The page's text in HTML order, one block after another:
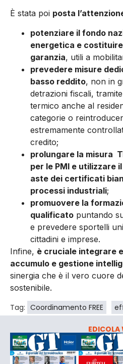
È stata poi posta
potenziare il fondo
energetica e
garanzia, utili a
prevedere misure
basso reddito, non in
detrazioni fiscali,
termico anche al
categorie o
estremamente
credito;
prolungare la misura
per le PMI e utilizzare
aste dei certificati
processi industriali;
promuovere la
qualificato puntando
e prevedere sportelli
cittadini e imprese.
Infine, è cruciale integrare
accumulo e gestione
sinergia che è il vero cuore
sostenibile.
Tag: Coordinamento FREE
EDICOLA